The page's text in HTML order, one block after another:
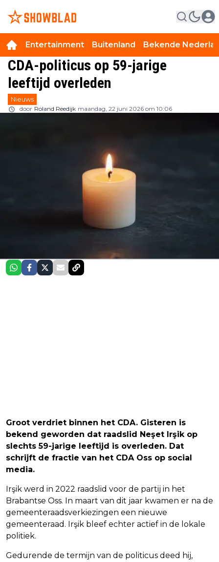
Entertainment Buitenland Bekende
CDA-politicus op 59-jarige
leeftijd overleden
Nieuws
door Roland Reedijk maandag, 22 juni 2026 om 10:06
Groot verdriet binnen het CDA. Gisteren is
bekend geworden dat raadslid Neşet Irşik op
slechts 59-jarige leeftijd is overleden. Dat
schrijft de fractie van het CDA Oss op social
media.
Irşik werd in 2022 raadslid voor de partij in het
Brabantse Oss. In maart van dit jaar kwamen er na de
gemeenteraadsverkiezingen een nieuwe
gemeenteraad. Irşik bleef echter actief in de lokale
politiek.
Gedurende de termijn van de politicus deed hij,